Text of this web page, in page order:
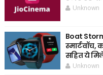
Unknown
Boat
सहित ये
Unknown